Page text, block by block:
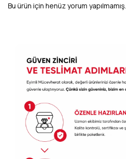
Bu ürün için henüz yorum yapılmamış.